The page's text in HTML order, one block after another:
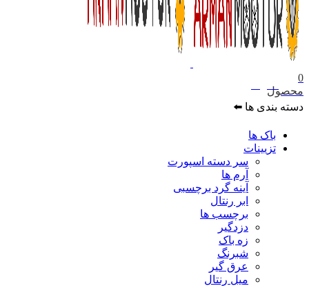
0
محصول
۰
دسته بندی ها ⬅️
باک ها
تزیینات
سر دسته اسپورت
آرم ها
آینه گرد برچسبی
ابر رنتال
برچسب ها
دزدگیر
زه باک
شبرنگ
عرق گیر
میل رنتال